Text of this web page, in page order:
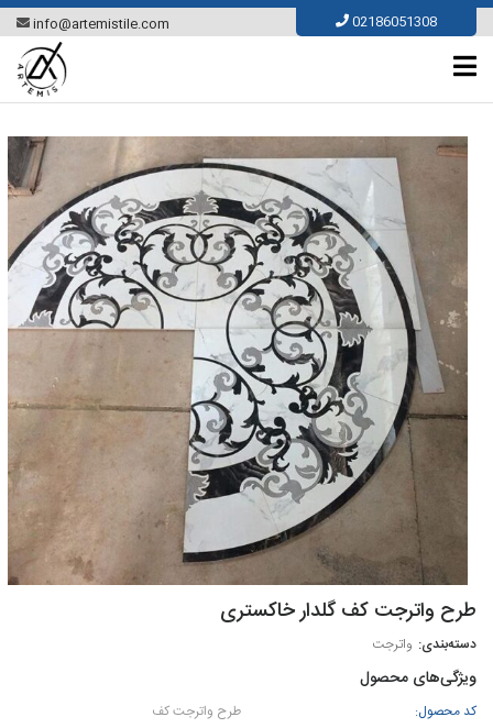
Skip
to
content
info@artemistile.com 02186051308
طرح واترجت كف گلدار خاکستری
واترجت
ویژگی‌های محصول
کد محصول:
طرح واترجت کف